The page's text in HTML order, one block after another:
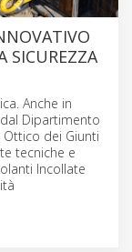
SICUREZZA
Anche in
Dipartimento
Ottico dei Giunti
tecniche e
Incollate